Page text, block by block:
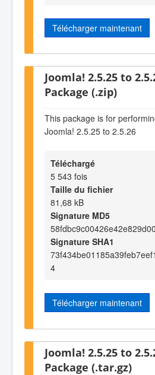
Télécharger maintenant
Joomla! 2.5.25 to
Package (.zip)
This package is for
Joomla! 2.5.25 to 2.5.26
Téléchargé
5 543 fois
Taille du fichier
81,68 kB
Signature MD5
Signature SHA1
4
Télécharger maintenant
Joomla! 2.5.25 to
Package (.tar.gz)